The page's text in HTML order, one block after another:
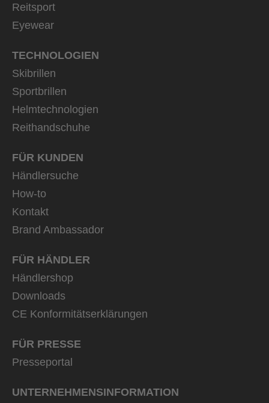
Reitsport
Eyewear
TECHNOLOGIEN
Skibrillen
Sportbrillen
Helmtechnologien
Reithandschuhe
FÜR KUNDEN
Händlersuche
How-to
Kontakt
Brand Ambassador
FÜR HÄNDLER
Händlershop
Downloads
CE Konformitätserklärungen
FÜR PRESSE
Presseportal
UNTERNEHMENS­INFORMATION